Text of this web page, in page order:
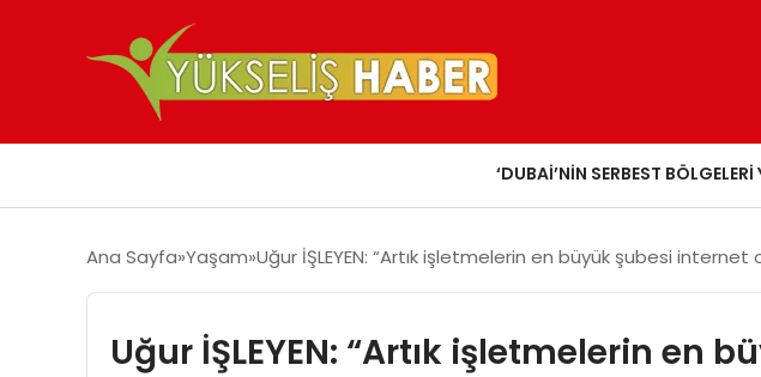
‘DUBAI’NIN SERBEST
Ana Sayfa Yaşam Uğur İŞLEYEN: “Artık işletmelerin en büyük şubesi internet
Uğur İŞLEYEN: “Artık işletmelerin en